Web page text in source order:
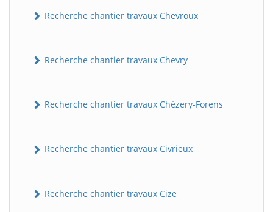
Recherche chantier travaux Chevroux
Recherche chantier travaux Chevry
Recherche chantier travaux Chézery-Forens
Recherche chantier travaux Civrieux
Recherche chantier travaux Cize